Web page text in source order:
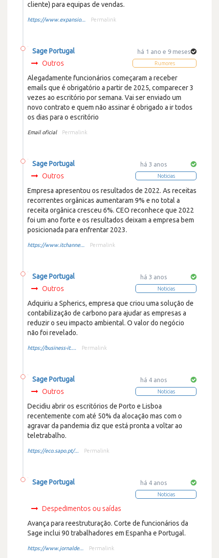
cliente) para equipas de vendas.
https://www.expansio... Permalink
há 1 ano e 9 meses
Rumores
Sage Portugal
Outros
Alegadamente funcionários começaram a receber
emails que é obrigatório a partir de 2025, comparecer 3
vezes ao escritório por semana. Vai ser enviado um
novo contrato e quem não assinar é obrigado a ir todos
os dias para o escritório
Email oficial Permalink
há 3 anos
Noticias
Sage Portugal
Outros
Empresa apresentou os resultados de 2022. As receitas
recorrentes orgânicas aumentaram 9% e no total a
receita orgânica cresceu 6%. CEO reconhece que 2022
foi um ano forte e os resultados deixam a empresa bem
posicionada para enfrentar 2023.
https://www.itchanne... Permalink
há 3 anos
Noticias
Sage Portugal
Outros
Adquiriu a Spherics, empresa que criou uma solução de
contabilização de carbono para ajudar as empresas a
reduzir o seu impacto ambiental. O valor do negócio
não foi revelado.
https://business-it.... Permalink
há 4 anos
Noticias
Sage Portugal
Outros
Decidiu abrir os escritórios de Porto e Lisboa
recentemente com até 50% da alocação mas com o
agravar da pandemia diz que está pronta a voltar ao
teletrabalho.
https://eco.sapo.pt/... Permalink
há 4 anos
Noticias
Sage Portugal
Despedimentos ou saídas
Avança para reestruturação. Corte de funcionários da
Sage inclui 90 trabalhadores em Espanha e Portugal.
https://www.jornalde... Permalink